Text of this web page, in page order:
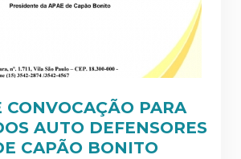
CONVOCAÇÃO PARA
AUTO DEFENSORES
CAPÃO BONITO